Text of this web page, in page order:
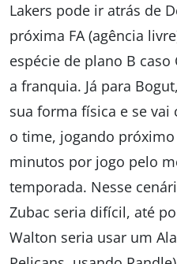
Lakers pode ir atrás de
próxima FA (agência
espécie de plano B
a franquia. Já para
sua forma física e se
o time, jogando
minutos por jogo pelo
temporada. Nesse
Zubac seria difícil, até
Walton seria usar um